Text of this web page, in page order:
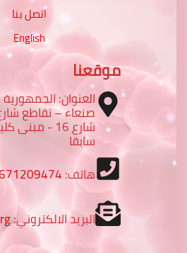
اتصل بنا
English
موقعنا
العنوان:
صنعاء – تقاطع
شارع 16 -
سابقا
هاتف:
البريد الالكتروني: